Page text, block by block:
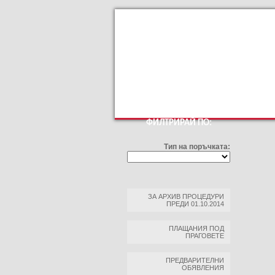
ФИЛТРИРАЙ ПО:
Тип на поръчката:
ЗА АРХИВ ПРОЦЕДУРИ
ПРЕДИ 01.10.2014
ПЛАЩАНИЯ ПОД
ПРАГОВЕТЕ
ПРЕДВАРИТЕЛНИ
ОБЯВЛЕНИЯ